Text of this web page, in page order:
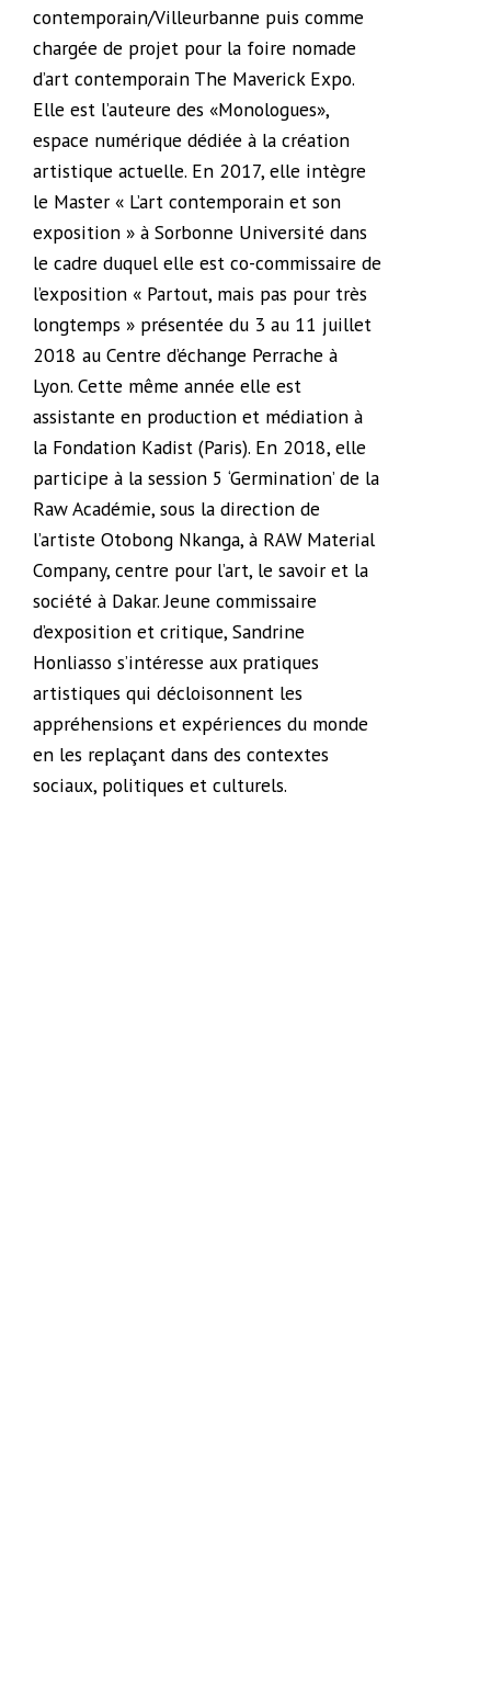
contemporain/Villeurbanne puis comme
chargée de projet pour la foire nomade
d’art contemporain The Maverick Expo.
Elle est l’auteure des «Monologues»,
espace numérique dédiée à la création
artistique actuelle. En 2017, elle intègre
le Master « L’art contemporain et son
exposition » à Sorbonne Université dans
le cadre duquel elle est co-commissaire de
l’exposition « Partout, mais pas pour très
longtemps » présentée du 3 au 11 juillet
2018 au Centre d’échange Perrache à
Lyon. Cette même année elle est
assistante en production et médiation à
la Fondation Kadist (Paris). En 2018, elle
participe à la session 5 ‘Germination’ de la
Raw Académie, sous la direction de
l’artiste Otobong Nkanga, à RAW Material
Company, centre pour l’art, le savoir et la
société à Dakar. Jeune commissaire
d’exposition et critique, Sandrine
Honliasso s’intéresse aux pratiques
artistiques qui décloisonnent les
appréhensions et expériences du monde
en les replaçant dans des contextes
sociaux, politiques et culturels.